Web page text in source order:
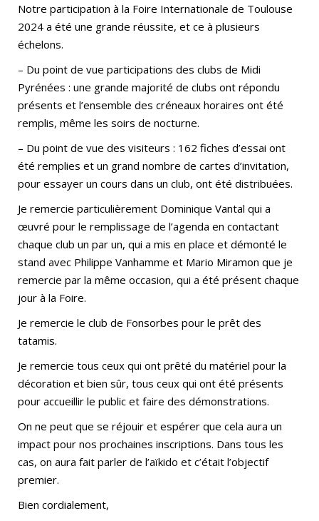
Notre participation à la Foire Internationale de Toulouse
2024 a été une grande réussite, et ce à plusieurs
échelons.
– Du point de vue participations des clubs de Midi
Pyrénées : une grande majorité de clubs ont répondu
présents et l’ensemble des créneaux horaires ont été
remplis, même les soirs de nocturne.
– Du point de vue des visiteurs : 162 fiches d’essai ont
été remplies et un grand nombre de cartes d’invitation,
pour essayer un cours dans un club, ont été distribuées.
Je remercie particulièrement Dominique Vantal qui a
œuvré pour le remplissage de l’agenda en contactant
chaque club un par un, qui a mis en place et démonté le
stand avec Philippe Vanhamme et Mario Miramon que je
remercie par la même occasion, qui a été présent chaque
jour à la Foire.
Je remercie le club de Fonsorbes pour le prêt des
tatamis.
Je remercie tous ceux qui ont prêté du matériel pour la
décoration et bien sûr, tous ceux qui ont été présents
pour accueillir le public et faire des démonstrations.
On ne peut que se réjouir et espérer que cela aura un
impact pour nos prochaines inscriptions. Dans tous les
cas, on aura fait parler de l’aïkido et c’était l’objectif
premier.
Bien cordialement,